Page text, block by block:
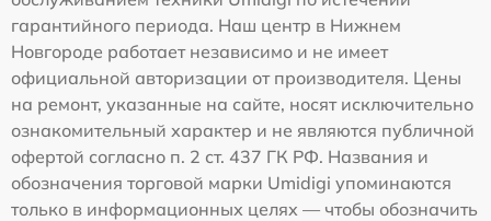
гарантийного периода. Наш центр в Нижнем
Новгороде работает независимо и не имеет
официальной авторизации от производителя. Цены
на ремонт, указанные на сайте, носят исключительно
ознакомительный характер и не являются публичной
офертой согласно п. 2 ст. 437 ГК РФ. Названия и
обозначения торговой марки Umidigi упоминаются
только в информационных целях — чтобы обозначить